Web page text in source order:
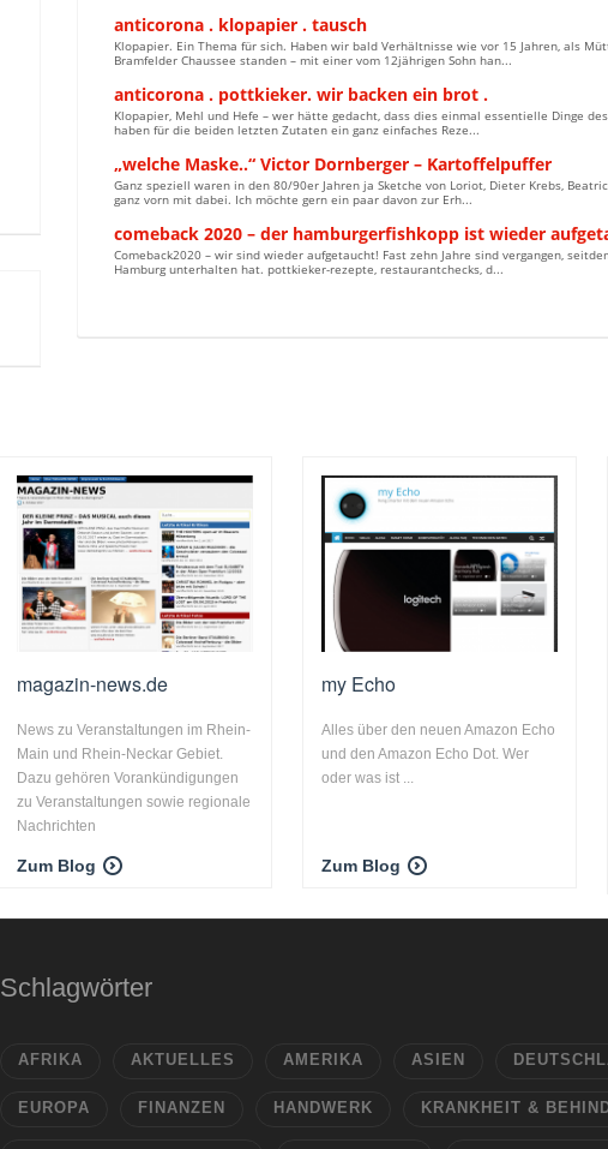
anticorona . klopapier . tausch
Klopapier. Ein Thema für sich. Haben wir bald Verhältnisse wie vor 15 Jahren, als
Bramfelder Chaussee standen – mit einer vom 12jährigen Sohn han...
anticorona . pottkieker. wir backen ein brot .
Klopapier, Mehl und Hefe – wer hätte gedacht, dass dies einmal essentielle Dinge
haben für die beiden letzten Zutaten ein ganz einfaches Reze...
„welche Maske..“ Victor Dornberger – Kartoffelpuffer
Ganz speziell waren in den 80/90er Jahren ja Sketche von Loriot, Dieter Krebs,
ganz vorn mit dabei. Ich möchte gern ein paar davon zur Erh...
comeback 2020 – der hamburgerfishkopp ist wieder
Comeback2020 – wir sind wieder aufgetaucht! Fast zehn Jahre sind vergangen,
Hamburg unterhalten hat. pottkieker-rezepte, restaurantchecks, d...
magazin-news.de
News zu Veranstaltungen im Rhein-
Main und Rhein-Neckar Gebiet.
Dazu gehören Vorankündigungen
zu Veranstaltungen sowie regionale
Nachrichten
Zum Blog
my Echo
Alles über den neuen Amazon Echo
und den Amazon Echo Dot. Wer
oder was ist ...
Zum Blog
Schlagwörter
AFRIKA AKTUELLES AMERIKA ASIEN
EUROPA FINANZEN HANDWERK KRANKHEIT &